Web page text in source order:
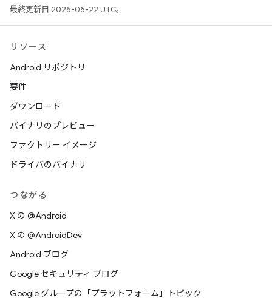
最終更新日 2026-06-22 UTC。
リソース
Android リポジトリ
要件
ダウンロード
バイナリのプレビュー
ファクトリー イメージ
ドライバのバイナリ
つながる
X の @Android
X の @AndroidDev
Android ブログ
Google セキュリティ ブログ
Google グループの「プラットフォーム」トピック